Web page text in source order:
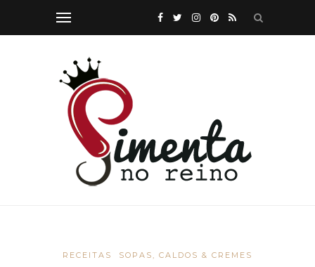
RECEITAS SOPAS, CALDOS & CREMES